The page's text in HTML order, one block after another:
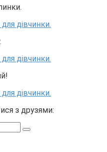
з друзями: